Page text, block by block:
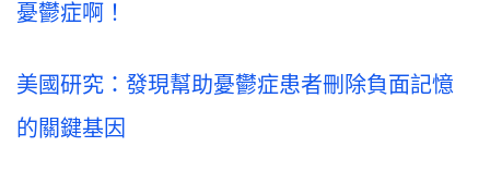
憂鬱症啊！
美國研究：發現幫助憂鬱症患者刪除負面記憶
的關鍵基因